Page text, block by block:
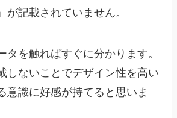
が記載されていません。
タを触ればすぐに分かります。
しないことでデザイン性を高い
意識に好感が持てると思いま